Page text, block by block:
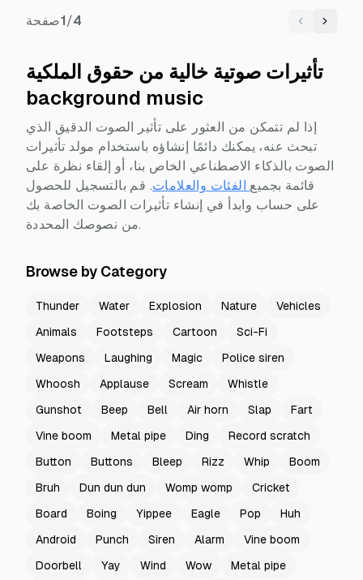
صفحة1/4 Previous
Next
تأثيرات صوتية خالية من حقوق الملكية
background music
إذا لم تتمكن من العثور على تأثير الصوت الدقيق الذي
تبحث عنه، يمكنك دائمًا إنشاؤه باستخدام مولد تأثيرات
الصوت بالذكاء الاصطناعي الخاص بنا، أو إلقاء نظرة على
قائمة بجميع الفئات والعلامات. قم بالتسجيل للحصول
على حساب وابدأ في إنشاء تأثيرات الصوت الخاصة بك
من نصوصك المحددة.
Browse by Category
Thunder Water Explosion Nature
Vehicles
Animals
Footsteps Cartoon
Sci-Fi
Weapons
Laughing Magic
Police siren
Whoosh
Applause Scream
Whistle
Gunshot
Beep Bell Air horn Slap
Fart
Vine boom
Metal pipe Ding
Record scratch
Button
Buttons Bleep Rizz Whip
Boom
Bruh
Dun dun dun Womp womp
Cricket
Board
Boing Yippee Eagle Pop
Huh
Android
Punch Siren Alarm
Vine boom
Doorbell
Yay Wind Wow
Metal pipe